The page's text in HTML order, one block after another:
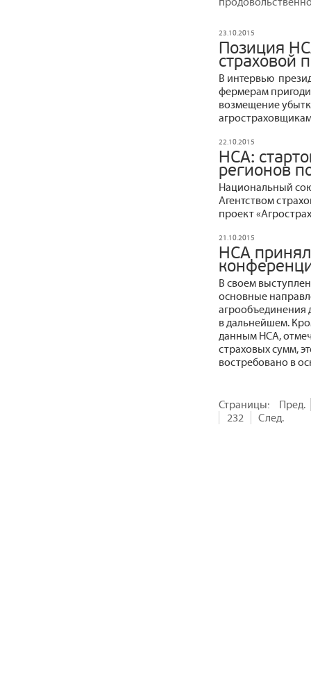
23.10.2015
Позиция
страховой
В интервью
фермерам
возмещение
22.10.2015
НСА:
регионов
Национальный
Агентством
проект
21.10.2015
НСА принял
В своем
основные
агрообъединения
в дальнейшем.
данным НСА,
страховых сумм,
востребовано в
Страницы:
Пред.
232
След.